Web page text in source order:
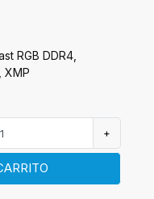
RGB DDR4,
XMP
+